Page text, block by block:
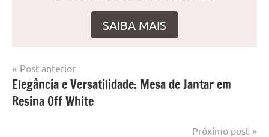
SAIBA MAIS
Marcado
com
mesa
Móveis
de
resina
Navegação
de
Post
Post anterior
Elegância e Versatilidade: Mesa de Jantar em
Resina Off White
Próximo post